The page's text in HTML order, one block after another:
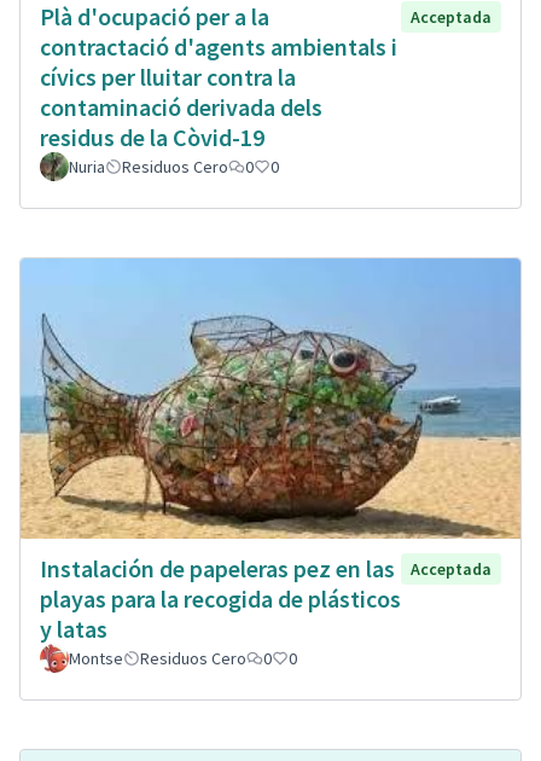
Plà d'ocupació per a la
contractació d'agents ambientals i
cívics per lluitar contra la
contaminació derivada dels
residus de la Còvid-19
Acceptada
Nuria Residuos Cero 0 0
Instalación de papeleras pez en las
playas para la recogida de plásticos
y latas
Acceptada
Montse Residuos Cero 0 0